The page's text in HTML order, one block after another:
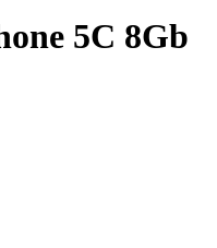
5C 8Gb